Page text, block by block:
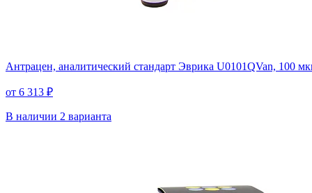
Антрацен, аналитический стандарт Эврика U0101QVan, 100
от 6 313 ₽
В наличии 2 варианта